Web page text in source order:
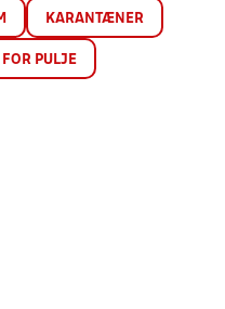
KARANTÆNER
PULJE